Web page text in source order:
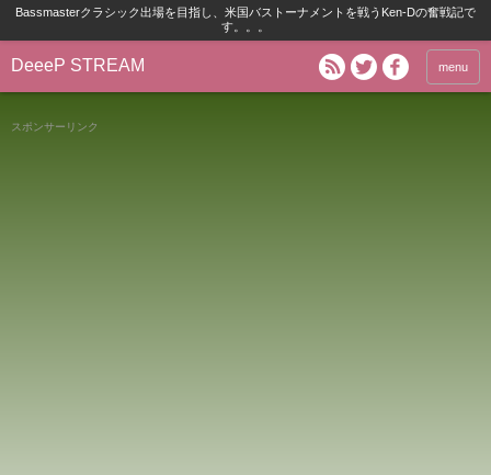
Bassmasterクラシック出場を目指し、米国バストーナメントを戦うKen-Dの奮戦記で
す。。。
DeeeP STREAM menu
スポンサーリンク